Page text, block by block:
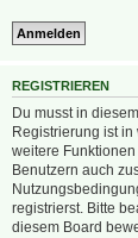
REGISTRIEREN
Du musst in
Registrierung ist
weitere
Benutzern auch
registrierst. Bitte
diesem Board